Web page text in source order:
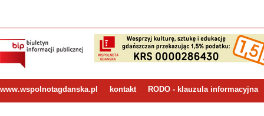
www.wspolnotagdanska.pl kontakt RODO - klauzula informacyjna